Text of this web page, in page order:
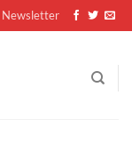
Newsletter